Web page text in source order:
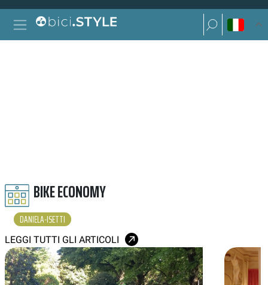
Vai al contenuto
Navigazione principale
Ricerca per:
Ricerca per:
BIKE ECONOMY
DANIELA-ISETTI
LEGGI TUTTI GLI ARTICOLI